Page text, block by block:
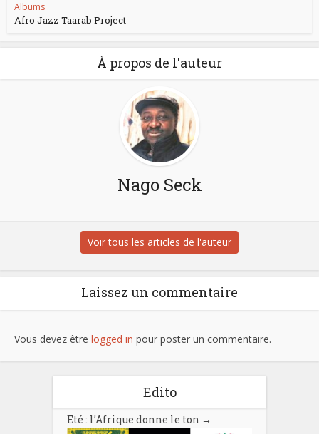
Albums
Afro Jazz Taarab Project
À propos de l'auteur
Nago Seck
Voir tous les articles de l'auteur
Laissez un commentaire
Vous devez être logged in pour poster un commentaire.
Edito
Eté : l’Afrique donne le ton →